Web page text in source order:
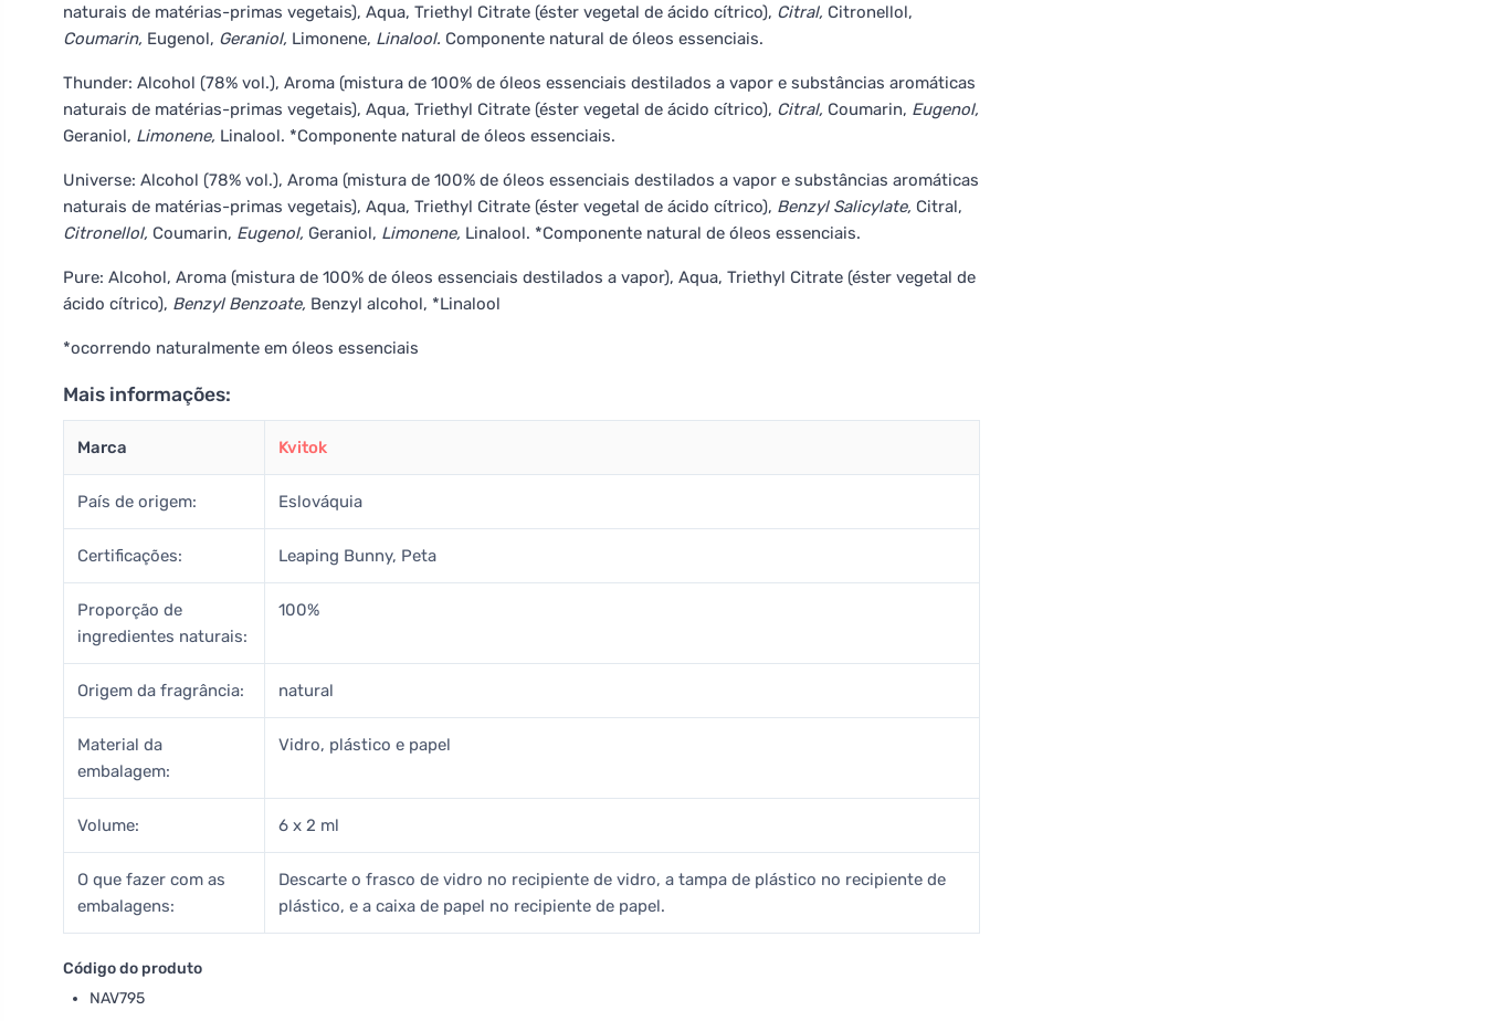
naturais de matérias-primas vegetais), Aqua, Triethyl Citrate (éster vegetal de ácido cítrico), Citral, Citronellol,
Coumarin, Eugenol, Geraniol, Limonene, Linalool. Componente natural de óleos essenciais.
Thunder: Alcohol (78% vol.), Aroma (mistura de 100% de óleos essenciais destilados a vapor e substâncias aromáticas
naturais de matérias-primas vegetais), Aqua, Triethyl Citrate (éster vegetal de ácido cítrico), Citral, Coumarin, Eugenol,
Geraniol, Limonene, Linalool. *Componente natural de óleos essenciais.
Universe: Alcohol (78% vol.), Aroma (mistura de 100% de óleos essenciais destilados a vapor e substâncias aromáticas
naturais de matérias-primas vegetais), Aqua, Triethyl Citrate (éster vegetal de ácido cítrico), Benzyl Salicylate, Citral,
Citronellol, Coumarin, Eugenol, Geraniol, Limonene, Linalool. *Componente natural de óleos essenciais.
Pure: Alcohol, Aroma (mistura de 100% de óleos essenciais destilados a vapor), Aqua, Triethyl Citrate (éster vegetal de
ácido cítrico), Benzyl Benzoate, Benzyl alcohol, *Linalool
*ocorrendo naturalmente em óleos essenciais
Mais informações:
Marca Kvitok
País de origem: Eslováquia
Certificações: Leaping Bunny, Peta
Proporção de
ingredientes naturais:
100%
Origem da fragrância: natural
Material da
embalagem:
Vidro, plástico e papel
Volume: 6 x 2 ml
O que fazer com as
embalagens:
Descarte o frasco de vidro no recipiente de vidro, a tampa de plástico no recipiente de
plástico, e a caixa de papel no recipiente de papel.
Código do produto
NAV795